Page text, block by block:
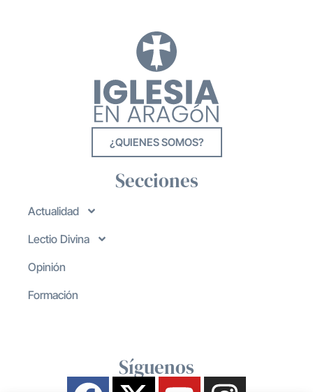
¿QUIENES SOMOS?
Secciones
Actualidad
Lectio Divina
Opinión
Formación
Síguenos